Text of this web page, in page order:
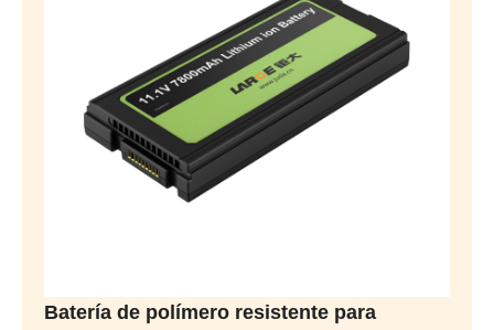
Batería de polímero resistente para